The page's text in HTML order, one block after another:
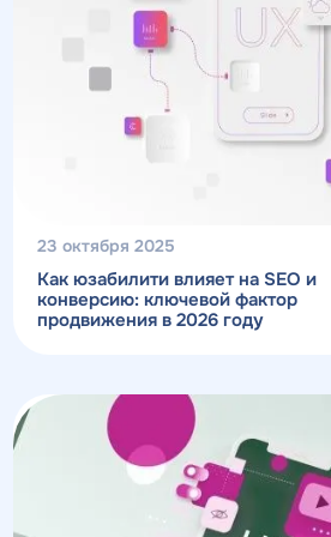
23 октября 2025
Как юзабилити влияет на SEO и
конверсию: ключевой фактор
продвижения в 2026 году